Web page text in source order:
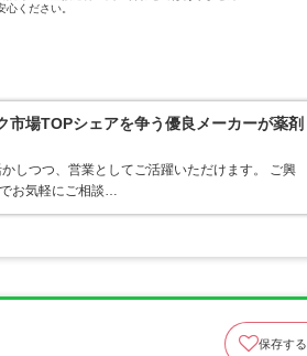
心ください。
場TOPシェアを争う優良メーカーが薬剤
しつつ、営業としてご活躍いただけます。 ご興
お気軽にご相談…
保存する